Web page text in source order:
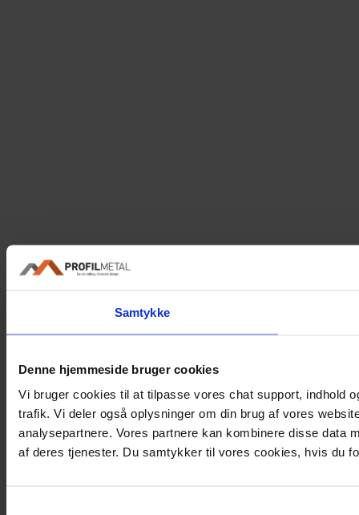
Samtykke
Denne hjemmeside bruger cookies
Vi bruger cookies til at tilpasse vores chat support, indhold
trafik. Vi deler også oplysninger om din brug af vores
analysepartnere. Vores partnere kan kombinere disse data
af deres tjenester. Du samtykker til vores cookies, hvis du